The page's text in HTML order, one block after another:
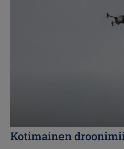
Kotimainen